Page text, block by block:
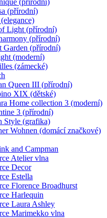
(přírodní)
Light (přírodní)
(přírodní)
Garden (přírodní)
(moderní)
(zámecké)
Queen III (přírodní)
XIX (dětské)
Home collection 3 (moderní)
3 (přírodní)
Style (grafika)
Wohnen (domácí značkové)
and Campman
Atelier vlna
Decor
Estella
Florence Broadhurst
Harlequin
Laura Ashley
Marimekko vlna